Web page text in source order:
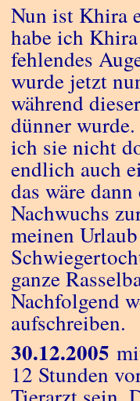
Nun ist Khira
habe ich
fehlendes
wurde jetzt
während
dünner
ich sie nicht
endlich auch
das wäre
Nachwuchs
meinen
ganze
Nachfolgend
aufschreiben.
30.12.2005
12 Stunden